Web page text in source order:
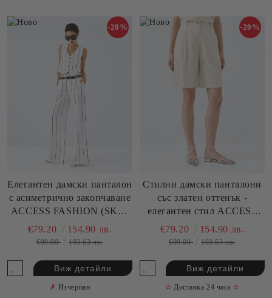
Елегантен дамски панталон
с асиметрично закопчаване
ACCESS FASHION (SKU)
5024
-20%
€79.20 154.90 лв.
€99.00 193.63 лв.
Виж детайли
✗ Изчерпан
Стилни дамски панталони
със златен оттенък -
елегантен стил ACCESS
FASHION (SKU) 5104
-20%
€79.20 154.90 лв.
€99.00 193.63 лв.
Виж детайли
✫ Доставка 24 часа ✫